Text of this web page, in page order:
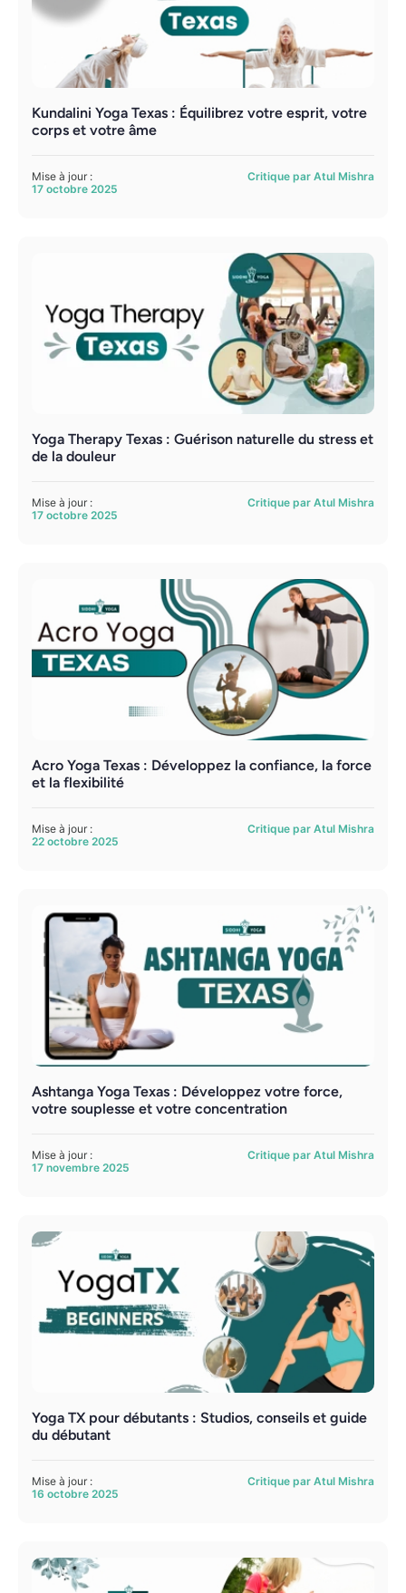
Kundalini Yoga Texas : Équilibrez votre esprit, votre
corps et votre âme
Mise à jour :
17 octobre 2025
Critique par Atul Mishra
Yoga Therapy Texas : Guérison naturelle du stress et
de la douleur
Mise à jour :
17 octobre 2025
Critique par Atul Mishra
Acro Yoga Texas : Développez la confiance, la force
et la flexibilité
Mise à jour :
22 octobre 2025
Critique par Atul Mishra
Ashtanga Yoga Texas : Développez votre force,
votre souplesse et votre concentration
Mise à jour :
17 novembre 2025
Critique par Atul Mishra
Yoga TX pour débutants : Studios, conseils et guide
du débutant
Mise à jour :
16 octobre 2025
Critique par Atul Mishra